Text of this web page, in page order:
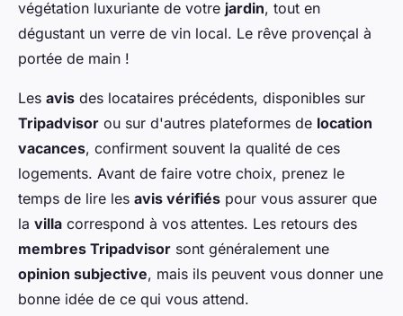
végétation luxuriante de votre jardin, tout en
dégustant un verre de vin local. Le rêve provençal à
portée de main !
Les avis des locataires précédents, disponibles sur
Tripadvisor ou sur d'autres plateformes de location
vacances, confirment souvent la qualité de ces
logements. Avant de faire votre choix, prenez le
temps de lire les avis vérifiés pour vous assurer que
la villa correspond à vos attentes. Les retours des
membres Tripadvisor sont généralement une
opinion subjective, mais ils peuvent vous donner une
bonne idée de ce qui vous attend.